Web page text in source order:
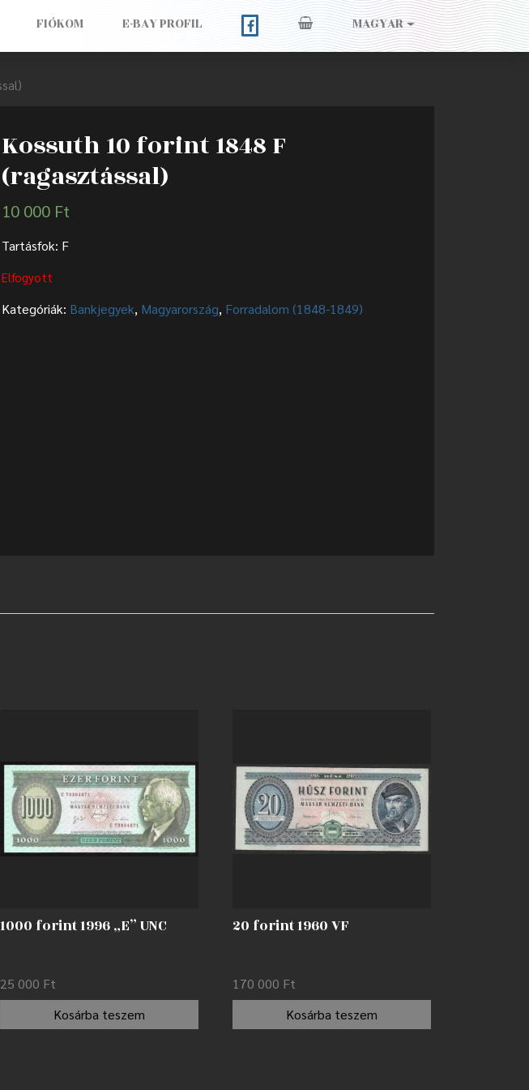
FIÓKOM E-BAY PROFIL MAGYAR
Kossuth 10 forint 1848 F
(ragasztással)
10 000 Ft
Tartásfok: F
Elfogyott
Kategóriák: Bankjegyek, Magyarország, Forradalom (1848-1849)
1000 forint 1996 „E” UNC
25 000 Ft
Kosárba teszem
20 forint 1960 VF
170 000 Ft
Kosárba teszem